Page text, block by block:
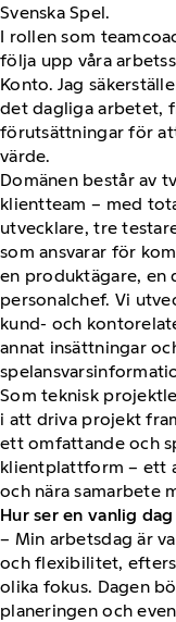
Svenska Spel.
I rollen som
följa upp våra
Konto. Jag
det dagliga arbetet,
förutsättningar för
värde.
Domänen består av
klientteam – med
utvecklare, tre
som ansvarar för
en produktägare, en
personalchef. Vi
kund- och
annat insättningar
Som teknisk
i att driva projekt
ett omfattande och
klientplattform – ett
och nära samarbete
Hur ser en vanlig
– Min arbetsdag är
och flexibilitet,
olika fokus. Dagen
planeringen och